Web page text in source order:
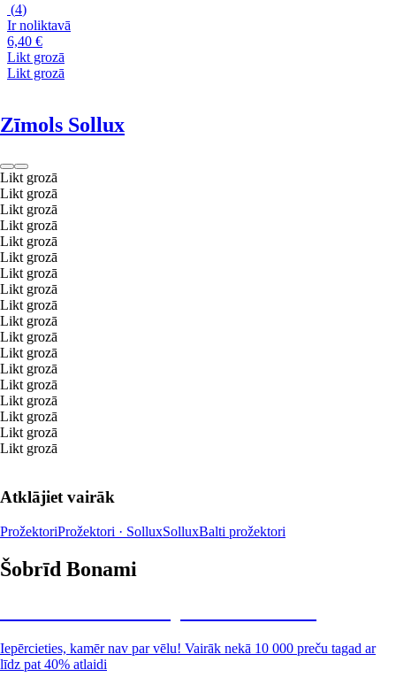
(4)
Ir noliktavā
6,40 €
Likt grozā
Likt grozā
Zīmols Sollux
Likt grozā
Likt grozā
Likt grozā
Likt grozā
Likt grozā
Likt grozā
Likt grozā
Likt grozā
Likt grozā
Likt grozā
Likt grozā
Likt grozā
Likt grozā
Likt grozā
Likt grozā
Likt grozā
Likt grozā
Likt grozā
Atklājiet vairāk
ProžektoriProžektori · SolluxSolluxBalti prožektori
Šobrīd Bonami
Iepērcieties, kamēr nav par vēlu! Vairāk nekā 10 000 preču tagad ar
līdz pat 40% atlaidi